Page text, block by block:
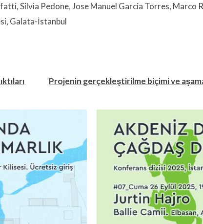
Silvia Pedone, Jose Manuel Garcia Torres, Marco
Galata-İstanbul
Projenin gerçekleştirilme biçimi ve